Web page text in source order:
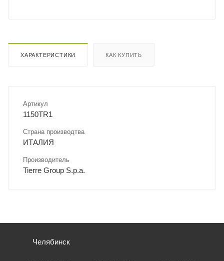
ХАРАКТЕРИСТИКИ КАК КУПИТЬ
Артикул
1150TR1
Страна производтва
ИТАЛИЯ
Производитель
Tierre Group S.p.a.
Челябинск